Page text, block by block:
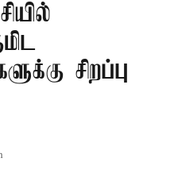
சிறப்பு